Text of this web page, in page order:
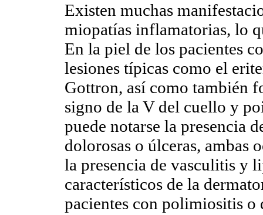
Existen muchas
miopatías inflamatorias, lo
En la piel de los pacientes
lesiones típicas como el
Gottron, así como también
signo de la V del cuello y
puede notarse la presencia
dolorosas o úlceras, ambas
la presencia de vasculitis y
característicos de la
pacientes con polimiositis o